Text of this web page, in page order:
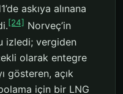
askıya alınana
[24] Norveç’in
izledi; vergiden
olarak entegre
gösteren, açık
için bir LNG